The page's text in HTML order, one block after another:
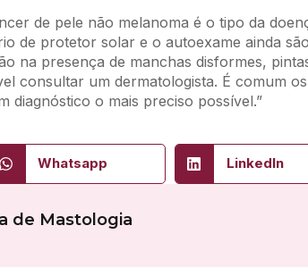
de pele não melanoma é o tipo da
de protetor solar e o autoexame ainda
na presença de manchas disformes,
consultar um dermatologista. É comum
diagnóstico o mais preciso possível.”
Whatsapp LinkedIn
de Mastologia